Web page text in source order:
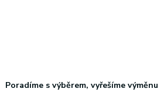
Poradíme s výběrem, vyřešíme výměnu